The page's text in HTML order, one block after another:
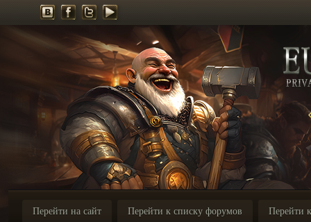
Перейти на сайт Перейти к списку форумов Перейти